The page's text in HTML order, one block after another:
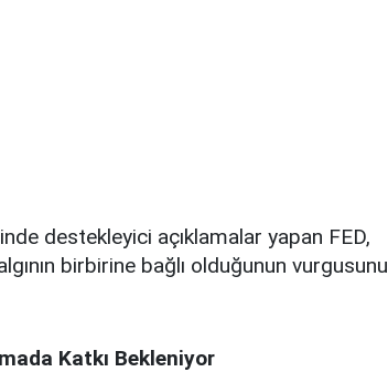
destekleyici açıklamalar yapan FED,
birbirine bağlı olduğunun vurgusunu
Katkı Bekleniyor